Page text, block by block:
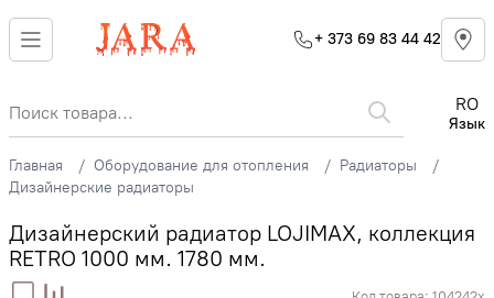
+ 373 69 83 44 42
RO
Язык
Главная Оборудование для отопления
Радиаторы
Дизайнерские радиаторы
Дизайнерский радиатор LOJIMAX, коллекция
RETRO 1000 мм. 1780 мм.